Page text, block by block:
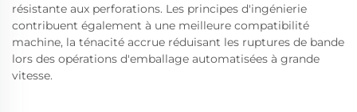
résistante aux perforations. Les principes d'ingénierie
contribuent également à une meilleure compatibilité
machine, la ténacité accrue réduisant les ruptures de bande
lors des opérations d'emballage automatisées à grande
vitesse.